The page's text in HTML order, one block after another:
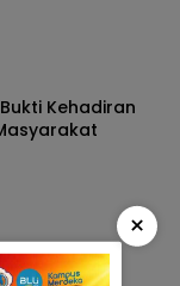
Kehadiran
Pacu
Wajib Pilih
×